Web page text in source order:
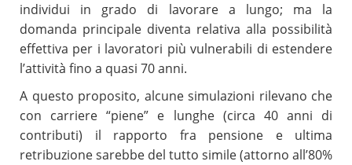
individui in grado di lavorare a lungo; ma la
domanda principale diventa relativa alla possibilità
effettiva per i lavoratori più vulnerabili di estendere
l’attività fino a quasi 70 anni.
A questo proposito, alcune simulazioni rilevano che
con carriere “piene” e lunghe (circa 40 anni di
contributi) il rapporto fra pensione e ultima
retribuzione sarebbe del tutto simile (attorno all’80%